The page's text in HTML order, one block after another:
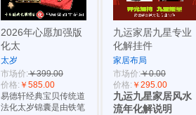
2026年心愿加强版
化太
太岁
市场价:￥399.00
价格: ￥585.00
易德轩经典宝贝传统道
法化太岁锦囊是由铁笔
九运家居九星专业
化解挂件
家居布局
市场价:￥0.00
价格: ￥295.00
九运九星家居风水
流年化解说明